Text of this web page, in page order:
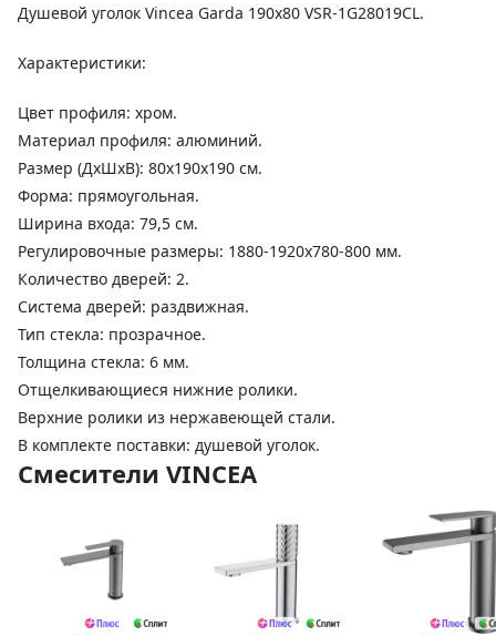
Душевой уголок Vincea Garda 190х80 VSR-1G28019CL.
Характеристики:
Цвет профиля: хром.
Материал профиля: алюминий.
Размер (ДхШхВ): 80х190х190 см.
Форма: прямоугольная.
Ширина входа: 79,5 см.
Регулировочные размеры: 1880-1920x780-800 мм.
Количество дверей: 2.
Система дверей: раздвижная.
Тип стекла: прозрачное.
Толщина стекла: 6 мм.
Отщелкивающиеся нижние ролики.
Верхние ролики из нержавеющей стали.
В комплекте поставки: душевой уголок.
Смесители VINCEA